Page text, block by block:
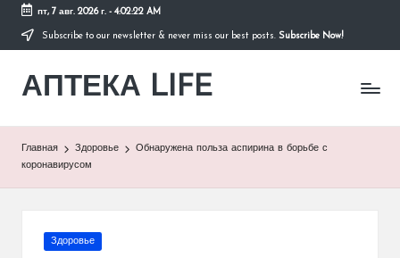
Перейти
содержимому
пт, 7 авг. 2026 г.- 4:02:22 AM
Subscribe to our newsletter & never miss our best posts. Subscribe Now!
АПТЕКА LIFE
сайт
Главная Здоровье
Обнаружена польза аспирина в борьбе с
коронавирусом
Опубликовано
Здоровье